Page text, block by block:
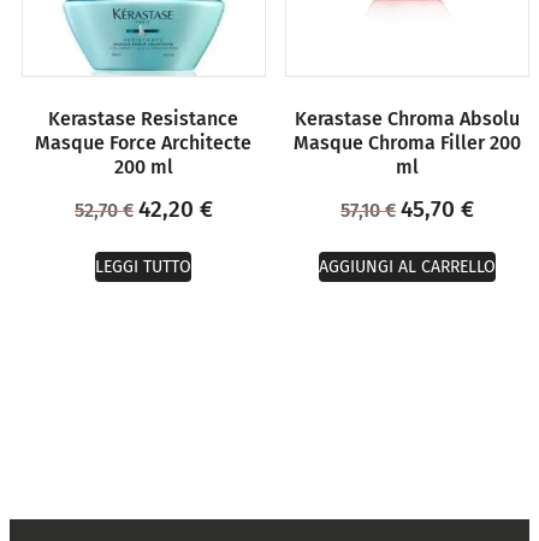
Kerastase Resistance
Masque Force Architecte
200 ml
52,70€ 42,20 €
LEGGI TUTTO
Kerastase Chroma Absolu
Masque Chroma Filler 200
ml
57,10€ 45,70€
AGGIUNGI AL CARRELLO